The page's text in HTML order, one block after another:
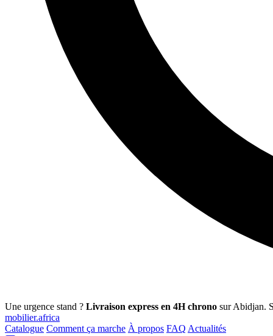
Une urgence stand ? Livraison express en 4H chrono sur Abidjan.
mobilier.africa
Catalogue Comment ça marche À propos FAQ Actualités